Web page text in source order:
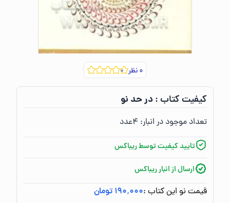
۰نظر
کیفیت کتاب :‌در حد نو
تعداد موجود در انبار:‌ ۴عدد
تایید کیفیت توسط ریباکس
ارسال از انبار ریباکس
قیمت نو این کتاب :۱۹۰٬۰۰۰ تومان